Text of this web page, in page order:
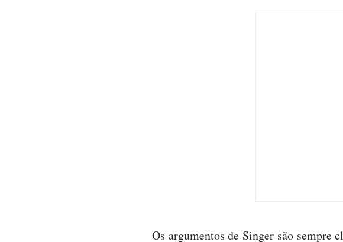
Os argumentos de Singer são sempre